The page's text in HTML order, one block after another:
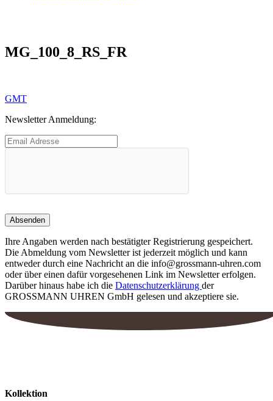
MG_100_8_RS_FR
Beitragsnavigation
Vorheriger
GMT
Newsletter Anmeldung:
Ihre Angaben werden nach bestätigter Registrierung gespeichert.
Die Abmeldung vom Newsletter ist jederzeit möglich und kann
entweder durch eine Nachricht an die info@grossmann-uhren.com
oder über einen dafür vorgesehenen Link im Newsletter erfolgen.
Darüber hinaus habe ich die Datenschutzerklärung der
GROSSMANN UHREN GmbH gelesen und akzeptiere sie.
Kollektion